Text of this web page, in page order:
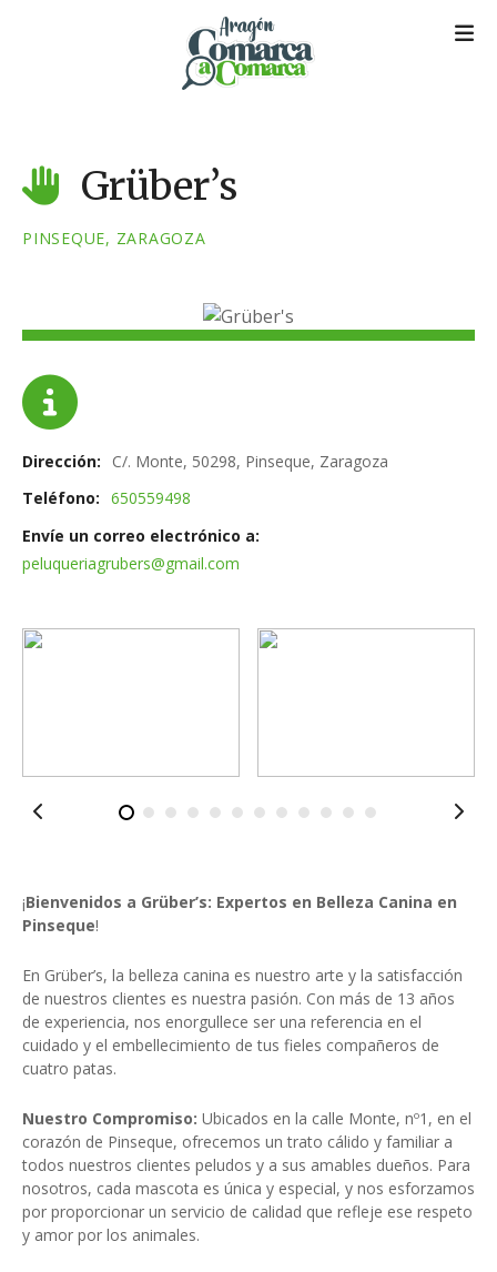
Grüber’s
PINSEQUE, ZARAGOZA
Dirección
C/. Monte, 50298, Pinseque, Zaragoza
Teléfono
650559498
Envíe un correo electrónico a
peluqueriagrubers@gmail.com
¡Bienvenidos a Grüber’s: Expertos en Belleza Canina en
Pinseque!
En Grüber’s, la belleza canina es nuestro arte y la satisfacción
de nuestros clientes es nuestra pasión. Con más de 13 años
de experiencia, nos enorgullece ser una referencia en el
cuidado y el embellecimiento de tus fieles compañeros de
cuatro patas.
Nuestro Compromiso: Ubicados en la calle Monte, nº1, en el
corazón de Pinseque, ofrecemos un trato cálido y familiar a
todos nuestros clientes peludos y a sus amables dueños. Para
nosotros, cada mascota es única y especial, y nos esforzamos
por proporcionar un servicio de calidad que refleje ese respeto
y amor por los animales.